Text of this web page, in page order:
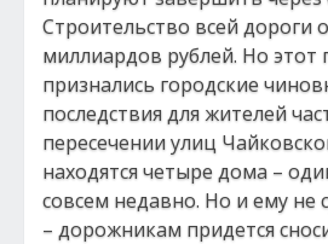
Строительство всей дороги
миллиардов рублей. Но этот
признались городские
последствия для жителей
пересечении улиц
находятся четыре дома –
совсем недавно. Но и ему не
– дорожникам придется